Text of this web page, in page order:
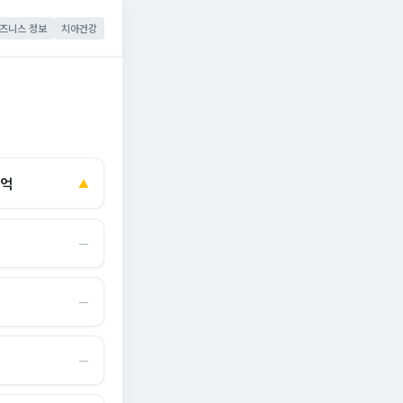
니스 정보 치아건강
▲
―
―
―